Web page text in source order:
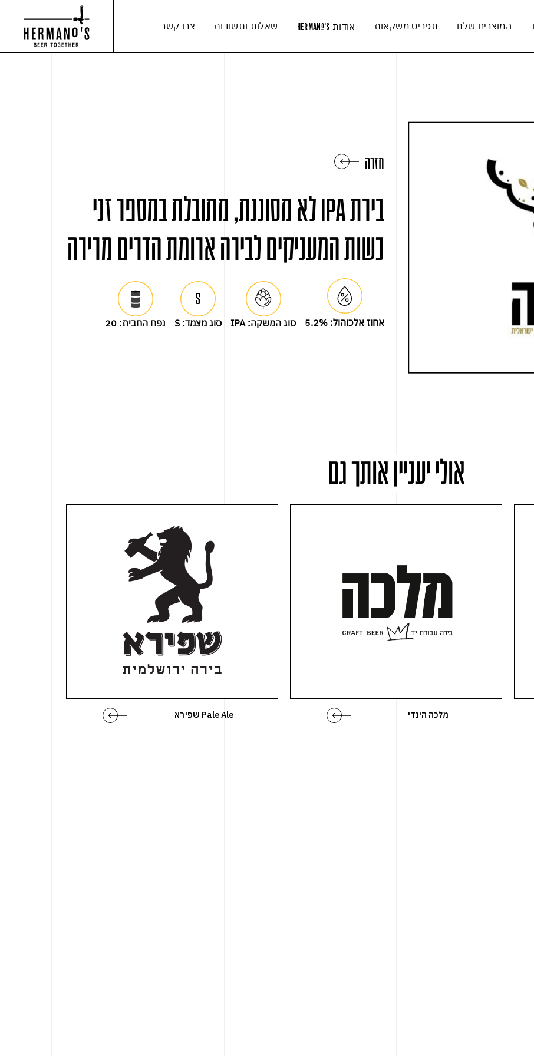
המוצרים שלנו תפריט משקאות אודות HERMANO'S שאלות ותשובות צרו קשר
בירת IPA לא מסוננת, מתובלת במספר זני
כשות המעניקים לבירה ארומת הדרים מרירה
אחוז אלכוהול: 5.2% סוג המשקה: IPA סוג מצמד: נפח החבית:
חזרה
אולי יעניין אותך גם
מלכה הינדי שפירא Pale Ale